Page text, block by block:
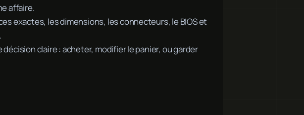
affaire.
exactes, les dimensions, les connecteurs, le BIOS et
décision claire : acheter, modifier le panier, ou garder